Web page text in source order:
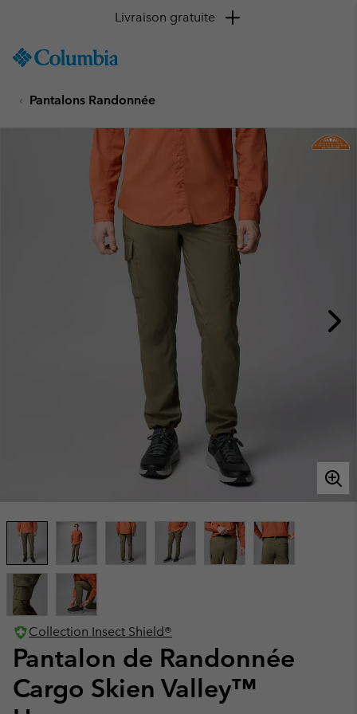
TO
SKIP
Livraison gratuite
Pantalons Randonnée
Collection Insect Shield®
Pantalon de Randonnée
Cargo Skien Valley™